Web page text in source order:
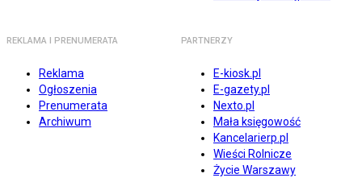
REKLAMA I PRENUMERATA
Reklama
Ogłoszenia
Prenumerata
Archiwum
PARTNERZY
E-kiosk.pl
E-gazety.pl
Nexto.pl
Mała księgowość
Kancelarierp.pl
Wieści Rolnicze
Życie Warszawy